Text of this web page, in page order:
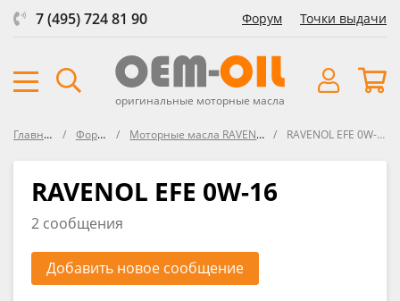
7 (495) 724 81 90 Форум Точки выдачи
оригинальные моторные масла
Главная Форум Моторные масла RAVENOL RAVENOL EFE 0W-16
RAVENOL EFE 0W-16
2 сообщения
Добавить новое сообщение